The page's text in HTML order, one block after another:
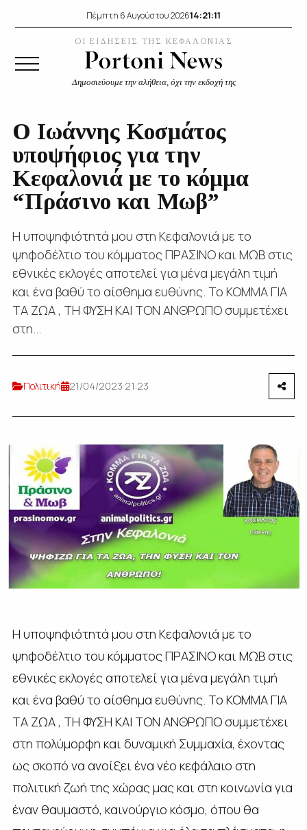
Πέμπτη 6 Αυγούστου 202614:21:11
ΟΙ ΕΙΔΗΣΕΙΣ ΤΗΣ ΚΕΦΑΛΟΝΙΑΣ
Δημοσιεύουμε την αλήθεια, όχι την εκδοχή της
Ο Ιωάννης Κοσμάτος
υποψήφιος για την
Κεφαλονιά με το κόμμα
“Πράσινο και Μωβ”
Η υποψηφιότητά μου στη Κεφαλονιά με το
ψηφοδέλτιο του κόμματος ΠΡΑΣΙΝΟ και ΜΩΒ στις
εθνικές εκλογές αποτελεί για μένα μεγάλη τιμή
και ένα βαθύ το αίσθημα ευθύνης. Το ΚΟΜΜΑ ΓΙΑ
ΤΑ ΖΩΑ , ΤΗ ΦΥΣΗ ΚΑΙ ΤΟΝ ΑΝΘΡΩΠΟ συμμετέχει
στη...
Πολιτική 21/04/2023 21:23
Η υποψηφιότητά μου στη Κεφαλονιά με το
ψηφοδέλτιο του κόμματος ΠΡΑΣΙΝΟ και ΜΩΒ στις
εθνικές εκλογές αποτελεί για μένα μεγάλη τιμή
και ένα βαθύ το αίσθημα ευθύνης. Το ΚΟΜΜΑ ΓΙΑ
ΤΑ ΖΩΑ , ΤΗ ΦΥΣΗ ΚΑΙ ΤΟΝ ΑΝΘΡΩΠΟ συμμετέχει
στη πολύμορφη και δυναμική Συμμαχία, έχοντας
ως σκοπό να ανοίξει ένα νέο κεφάλαιο στη
πολιτική ζωή της χώρας μας και στη κοινωνία για
έναν θαυμαστό, καινούργιο κόσμο, όπου θα